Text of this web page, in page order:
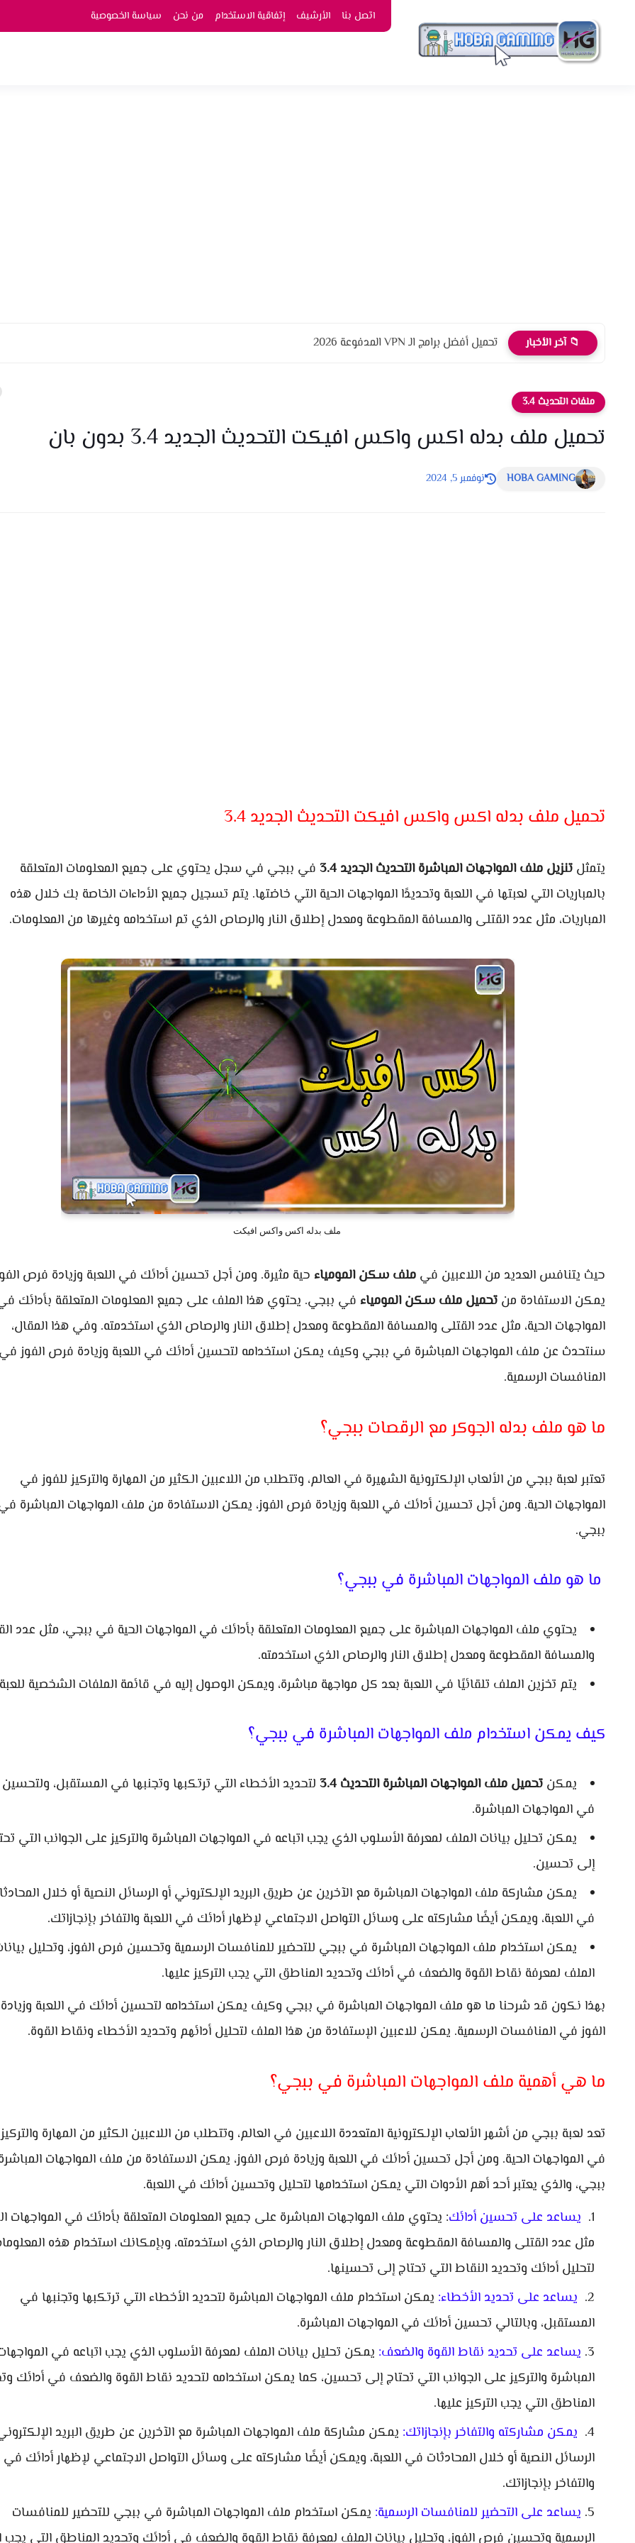
اتصل بنا الأرشيف إتفاقية الاستخدام من نحن سياسة الخصوصية
📁 آخر الأخبار تحميل أفضل برامج الـ VPN المدفوعة 2026
ملفات التحديث 3.4
تحميل ملف بدله اكس واكس افيكت التحديث الجديد 3.4 بدون بان
HOBA GAMING نوفمبر 5, 2024
تحميل ملف بدله اكس واكس افيكت التحديث الجديد 3.4
يتمثل تنزيل ملف المواجهات المباشرة التحديث الجديد 3.4
في ببجي في سجل يحتوي على جميع المعلومات المتعلقة
بالمباريات التي لعبتها في اللعبة وتحديدًا المواجهات الحية التي خاضتها. يتم تسجيل جميع الأداءات الخاصة بك خلال هذه
المباريات، مثل عدد القتلى والمسافة المقطوعة ومعدل إطلاق النار والرصاص الذي تم استخدامه وغيرها من المعلومات.
ملف بدله اكس واكس افيكت
حيث يتنافس العديد من اللاعبين في ملف سكن المومياء حية مثيرة. ومن أجل تحسين أدائك في اللعبة وزيادة فرص
يمكن الاستفادة من تحميل ملف سكن المومياء في ببجي. يحتوي هذا الملف على جميع المعلومات المتعلقة بأدائك
المواجهات الحية، مثل عدد القتلى والمسافة المقطوعة ومعدل إطلاق النار والرصاص الذي استخدمته. وفي هذا المقال،
سنتحدث عن ملف المواجهات المباشرة في ببجي وكيف يمكن استخدامه لتحسين أدائك في اللعبة وزيادة فرص الفوز
المنافسات الرسمية.
ما هو ملف بدله الجوكر مع الرقصات ببجي؟
تعتبر لعبة ببجي من الألعاب الإلكترونية الشهيرة في العالم، وتتطلب من اللاعبين الكثير من المهارة والتركيز للفوز في
المواجهات الحية. ومن أجل تحسين أدائك في اللعبة وزيادة فرص الفوز، يمكن الاستفادة من ملف المواجهات المباشرة
ببجي.
ما هو ملف المواجهات المباشرة في ببجي؟
يحتوي ملف المواجهات المباشرة على جميع المعلومات المتعلقة بأدائك في المواجهات الحية في ببجي، مثل عدد
والمسافة المقطوعة ومعدل إطلاق النار والرصاص الذي استخدمته.
يتم تخزين الملف تلقائيًا في اللعبة بعد كل مواجهة مباشرة، ويمكن الوصول إليه في قائمة الملفات الشخصية
كيف يمكن استخدام ملف المواجهات المباشرة في ببجي؟
يمكن تحميل ملف المواجهات المباشرة التحديث 3.4
لتحديد الأخطاء التي ترتكبها وتجنبها في المستقبل،
في المواجهات المباشرة.
يمكن تحليل بيانات الملف لمعرفة الأسلوب الذي يجب اتباعه في المواجهات المباشرة والتركيز على الجوانب التي
إلى تحسين.
يمكن مشاركة ملف المواجهات المباشرة مع الآخرين عن طريق البريد الإلكتروني أو الرسائل النصية أو خلال
في اللعبة، ويمكن أيضًا مشاركته على وسائل التواصل الاجتماعي لإظهار أدائك في اللعبة والتفاخر بإنجازاتك.
يمكن استخدام ملف المواجهات المباشرة في ببجي للتحضير للمنافسات الرسمية وتحسين فرص الفوز، وتحليل
الملف لمعرفة نقاط القوة والضعف في أدائك وتحديد المناطق التي يجب التركيز عليها.
بهذا نكون قد شرحنا ما هو ملف المواجهات المباشرة في ببجي وكيف يمكن استخدامه لتحسين أدائك في اللعبة
الفوز في المنافسات الرسمية. يمكن للاعبين الإستفادة من هذا الملف لتحليل أدائهم وتحديد الأخطاء ونقاط القوة.
ما هي أهمية ملف المواجهات المباشرة في ببجي؟
تعد لعبة ببجي من أشهر الألعاب الإلكترونية المتعددة اللاعبين في العالم، وتتطلب من اللاعبين الكثير من المهارة
في المواجهات الحية. ومن أجل تحسين أدائك في اللعبة وزيادة فرص الفوز، يمكن الاستفادة من ملف المواجهات
ببجي، والذي يعتبر أحد أهم الأدوات التي يمكن استخدامها لتحليل وتحسين أدائك في اللعبة.
يساعد على تحسين أدائك: يحتوي ملف المواجهات المباشرة على جميع المعلومات المتعلقة بأدائك في المواجهات
مثل عدد القتلى والمسافة المقطوعة ومعدل إطلاق النار والرصاص الذي استخدمته، وبإمكانك استخدام هذه
لتحليل أدائك وتحديد النقاط التي تحتاج إلى تحسينها.
يساعد على تحديد الأخطاء: يمكن استخدام ملف المواجهات المباشرة لتحديد الأخطاء التي ترتكبها وتجنبها في
المستقبل، وبالتالي تحسين أدائك في المواجهات المباشرة.
يساعد على تحديد نقاط القوة والضعف: يمكن تحليل بيانات الملف لمعرفة الأسلوب الذي يجب اتباعه في
المباشرة والتركيز على الجوانب التي تحتاج إلى تحسين، كما يمكن استخدامه لتحديد نقاط القوة والضعف في أدائك
المناطق التي يجب التركيز عليها.
يمكن مشاركته والتفاخر بإنجازاتك: يمكن مشاركة ملف المواجهات المباشرة مع الآخرين عن طريق البريد
الرسائل النصية أو خلال المحادثات في اللعبة، ويمكن أيضًا مشاركته على وسائل التواصل الاجتماعي لإظهار أدائك في
والتفاخر بإنجازاتك.
يساعد على التحضير للمنافسات الرسمية: يمكن استخدام ملف المواجهات المباشرة في ببجي للتحضير للمنافسات
الرسمية وتحسين فرص الفوز، وتحليل بيانات الملف لمعرفة نقاط القوة والضعف في أدائك وتحديد المناطق التي يجب